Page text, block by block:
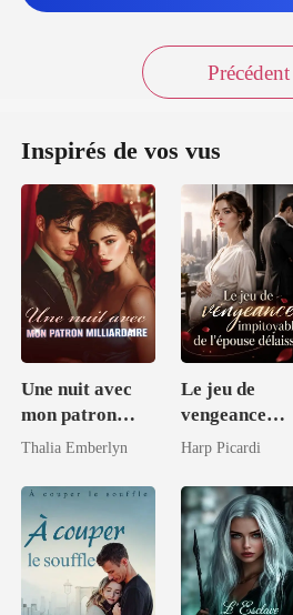
Précédent
Inspirés de vos vus
Une nuit avec
mon patron
milliardaire
Thalia Emberlyn
Le jeu de
vengeance
impitoyable de
délaissée
Harp Picardi